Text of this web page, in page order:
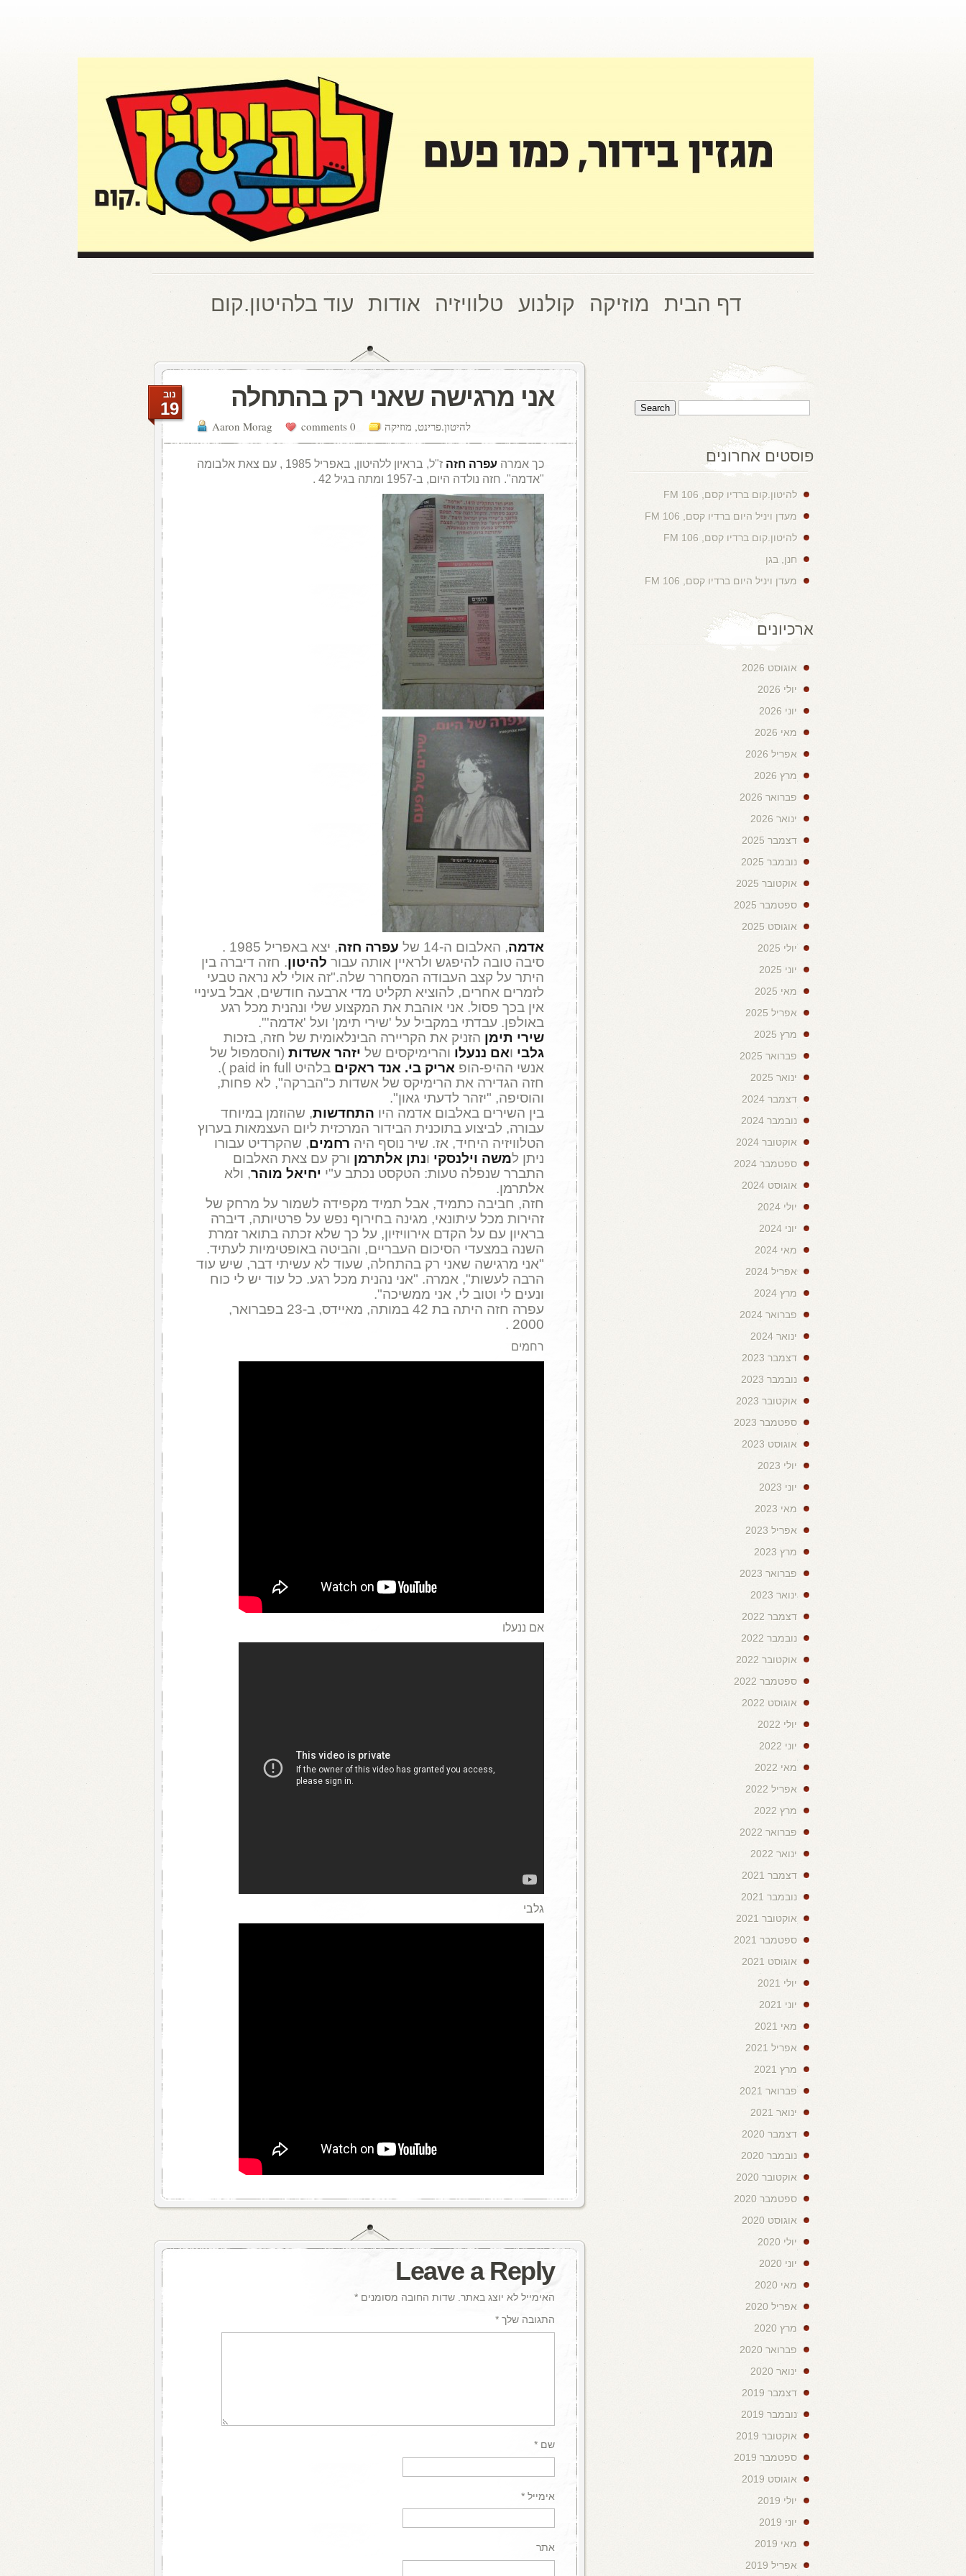
דף הבית מוזיקה קולנוע טלוויזיה אודות עוד בלהיטון.קום
אני מרגישה שאני רק בהתחלה
Aaron Morag 0 comments להיטון.פרינט, מוזיקה
נוב
19
כך אמרה עפרה חזה
ז"ל, בראיון ללהיטון, באפריל 1985 , עם צאת אלבומה
"אדמה". חזה נולדה היום, ב-1957 ומתה בגיל 42 .
אדמה, האלבום ה-14 של עפרה חזה
, יצא באפריל 1985 .
סיבה טובה להיפגש ולראיין אותה עבור להיטון. חזה דיברה בין
היתר על קצב העבודה המסחרר שלה."זה אולי לא נראה טבעי
לזמרים אחרים, להוציא תקליט מדי ארבעה חודשים, אבל בעיניי
אין בכך פסול. אני אוהבת את המקצוע שלי ונהנית מכל רגע
באולפן. עבדתי במקביל על 'שירי תימן' ועל 'אדמה'".
שירי תימן הזניק את הקריירה הבינלאומית של חזה, בזכות
גלבי ואם ננעלו והרימיקסים של יזהר אשדות (והסמפול של
אנשי ההיפ-הופ אריק בי. אנד ראקים
בלהיט paid in full ).
חזה הגדירה את הרימיקס של אשדות כ"הברקה", לא פחות,
והוסיפה, "יזהר לדעתי גאון".
בין השירים באלבום אדמה היו התחדשות, שהוזמן במיוחד
עבורה, לביצוע בתוכנית הבידור המרכזית ליום העצמאות בערוץ
הטלוויזיה היחיד, אז. שיר נוסף היה רחמים, שהקרדיט עבורו
ניתן למשה וילנסקי ונתן אלתרמן ורק עם צאת האלבום
התברר שנפלה טעות: הטקסט נכתב ע"י יחיאל מוהר, ולא
אלתרמן.
חזה, חביבה כתמיד, אבל תמיד מקפידה לשמור על מרחק של
זהירות מכל עיתונאי, מגינה בחירוף נפש על פרטיותה, דיברה
בראיון עם על הקדם אירוויזיון, על כך שלא זכתה בתואר זמרת
השנה במצעדי הסיכום העבריים, והביטה באופטימיות לעתיד.
"אני מרגישה שאני רק בהתחלה, שעוד לא עשיתי דבר, שיש עוד
הרבה לעשות", אמרה. "אני נהנית מכל רגע. כל עוד יש לי כוח
ונעים לי וטוב לי, אני ממשיכה".
עפרה חזה היתה בת 42 במותה, מאיידס, ב-23 בפברואר,
2000 .
רחמים
אם ננעלו
גלבי
Leave a Reply
האימייל לא יוצג באתר. שדות החובה מסומנים *
התגובה שלך *
שם *
אימייל *
אתר
פוסטים אחרונים
להיטון.קום ברדיו קסם, 106 FM
מעדן ויניל היום ברדיו קסם, 106 FM
להיטון.קום ברדיו קסם, 106 FM
חנן, בגן
מעדן ויניל היום ברדיו קסם, 106 FM
ארכיונים
אוגוסט 2026
יולי 2026
יוני 2026
מאי 2026
אפריל 2026
מרץ 2026
פברואר 2026
ינואר 2026
דצמבר 2025
נובמבר 2025
אוקטובר 2025
ספטמבר 2025
אוגוסט 2025
יולי 2025
יוני 2025
מאי 2025
אפריל 2025
מרץ 2025
פברואר 2025
ינואר 2025
דצמבר 2024
נובמבר 2024
אוקטובר 2024
ספטמבר 2024
אוגוסט 2024
יולי 2024
יוני 2024
מאי 2024
אפריל 2024
מרץ 2024
פברואר 2024
ינואר 2024
דצמבר 2023
נובמבר 2023
אוקטובר 2023
ספטמבר 2023
אוגוסט 2023
יולי 2023
יוני 2023
מאי 2023
אפריל 2023
מרץ 2023
פברואר 2023
ינואר 2023
דצמבר 2022
נובמבר 2022
אוקטובר 2022
ספטמבר 2022
אוגוסט 2022
יולי 2022
יוני 2022
מאי 2022
אפריל 2022
מרץ 2022
פברואר 2022
ינואר 2022
דצמבר 2021
נובמבר 2021
אוקטובר 2021
ספטמבר 2021
אוגוסט 2021
יולי 2021
יוני 2021
מאי 2021
אפריל 2021
מרץ 2021
פברואר 2021
ינואר 2021
דצמבר 2020
נובמבר 2020
אוקטובר 2020
ספטמבר 2020
אוגוסט 2020
יולי 2020
יוני 2020
מאי 2020
אפריל 2020
מרץ 2020
פברואר 2020
ינואר 2020
דצמבר 2019
נובמבר 2019
אוקטובר 2019
ספטמבר 2019
אוגוסט 2019
יולי 2019
יוני 2019
מאי 2019
אפריל 2019